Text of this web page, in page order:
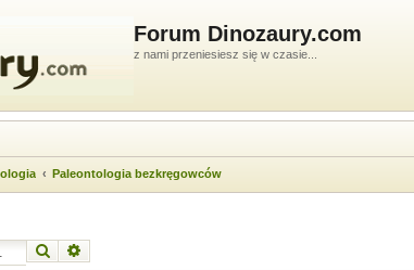
Forum Dinozaury.com
z nami przeniesiesz się w czasie...
Paleontologia bezkręgowców
Szukaj